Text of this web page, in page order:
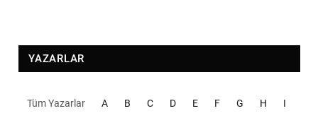
YAZARLAR
Tüm Yazarlar A B C D E F G H I